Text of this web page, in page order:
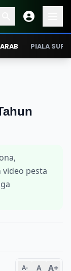
PIALA
pesta
A- A A+